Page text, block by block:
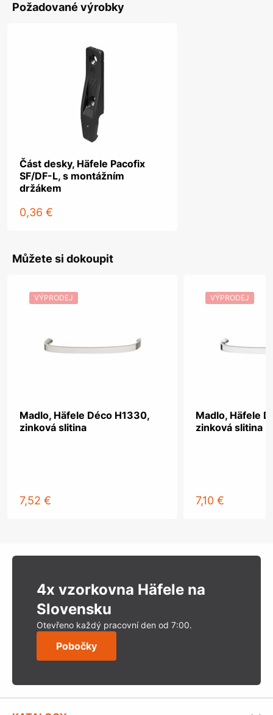
Požadované výrobky
Část desky, Häfele Pacofix
SF/DF-L, s montážním
držákem
0,36 €
Můžete si dokoupit
VÝPRODEJ
Madlo, Häfele Déco H1330,
zinková slitina
7,52 €
VÝPRODEJ
Madlo, Häfele
zinková slitina
7,10 €
4x vzorkovna Häfele na
Slovensku
Otevřeno každý pracovní den od 7:00.
Pobočky